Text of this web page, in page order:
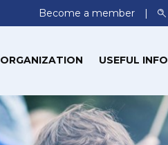
Become a member
ORGANIZATION USEFUL INFO